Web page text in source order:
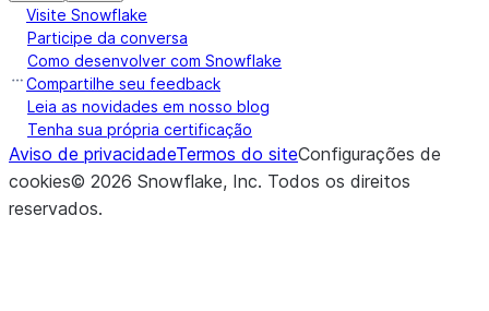
Visite Snowflake
Participe da conversa
Como desenvolver com Snowflake
Compartilhe seu feedback
Leia as novidades em nosso blog
Tenha sua própria certificação
Aviso de privacidadeTermos do siteConfigurações de
cookies© 2026 Snowflake, Inc. Todos os direitos
reservados.